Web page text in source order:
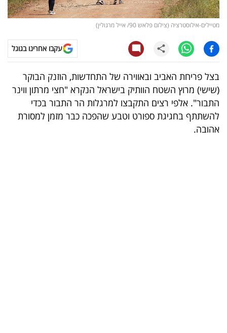
קריפטו
ויראלי
טלוויזיה
עסקי
ספורט
קריירה
מטיילים-אילוסטרציה (צילום פלאש 90/ אייל מרגולין)
עקבו אחרינו בגוגל
בצל פריחת האביב ובאווירה של התחדשות, הוזנק הבוקר
(שישי) מרוץ השטח הוותיק בישראל הנקרא "חצי מרתון ווינר
התבור". אלפי רצים התקבצו למרגלות הר התבור בכדי
להשתתף בחגיגת ספורט וטבע שהפכה כבר מזמן למסורת
אהובה.